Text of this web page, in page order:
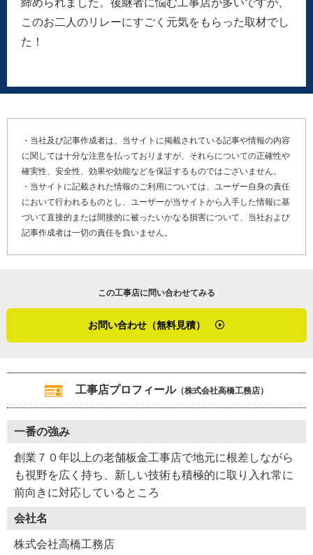
Y01-AZF
締められました。後継者に悩む工事店が多いですが、
このお二人のリレーにすごく元気をもらった取材でし
た！
・当社及び記事作成者は、当サイトに掲載されている記事や情報の内容
に関しては十分な注意を払っておりますが、それらについての正確性や
確実性、安全性、効果や効能などを保証するものではございません。
・当サイトに記載された情報のご利用については、ユーザー自身の責任
において行われるものとし、ユーザーが当サイトから入手した情報に基
づいて直接的または間接的に被ったいかなる損害について、当社および
記事作成者は一切の責任を負いません。
この工事店に問い合わせてみる
お問い合わせ（無料見積）
工事店プロフィール（株式会社高橋工務店）
一番の強み
創業７０年以上の老舗板金工事店で地元に根差しながら
も視野を広く持ち、新しい技術も積極的に取り入れ常に
前向きに対応しているところ
会社名
株式会社高橋工務店